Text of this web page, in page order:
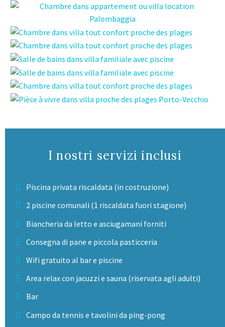
I nostri servizi inclusi
Piscina privata riscaldata (in costruzione)
2 piscine comunali (1 riscaldata fuori stagione)
Biancheria da letto e asciugamani forniti
Consegna di pane e piccola pasticceria
Wifi gratuito al bar e piscine
Area relax con jacuzzi e sauna (riservata agli adulti)
Bar
Campo da tennis e tavolini da ping-pong